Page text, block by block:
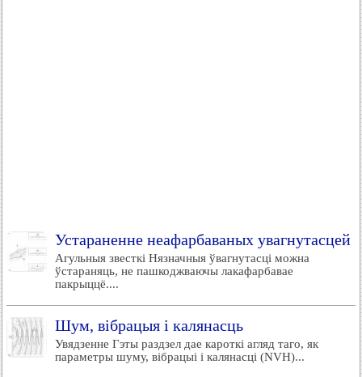
Устараненне неафарбаваных увагнутасцей
Агульныя звесткі Нязначныя ўвагнутасці можна
ўстараняць, не пашкоджваючы лакафарбавае
пакрыццё....
Шум, вібрацыя і калянасць
Увядзенне Гэты раздзел дае кароткі агляд таго, як
параметры шуму, вібрацыі і калянасці (NVH)...